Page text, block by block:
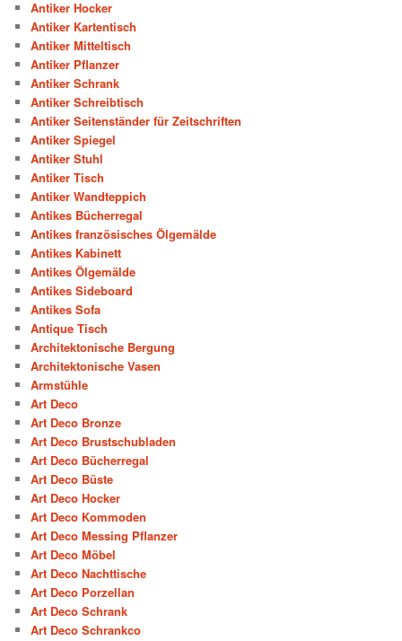
Antiker Hocker
Antiker Kartentisch
Antiker Mitteltisch
Antiker Pflanzer
Antiker Schrank
Antiker Schreibtisch
Antiker Seitenständer für Zeitschriften
Antiker Spiegel
Antiker Stuhl
Antiker Tisch
Antiker Wandteppich
Antikes Bücherregal
Antikes französisches Ölgemälde
Antikes Kabinett
Antikes Ölgemälde
Antikes Sideboard
Antikes Sofa
Antique Tisch
Architektonische Bergung
Architektonische Vasen
Armstühle
Art Deco
Art Deco Bronze
Art Deco Brustschubladen
Art Deco Bücherregal
Art Deco Büste
Art Deco Hocker
Art Deco Kommoden
Art Deco Messing Pflanzer
Art Deco Möbel
Art Deco Nachttische
Art Deco Porzellan
Art Deco Schrank
Art Deco Schrankco